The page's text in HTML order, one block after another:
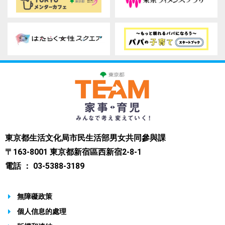
東京都生活文化局市民生活部男女共同參與課
〒163-8001 東京都新宿區西新宿2-8-1
電話 ： 03-5388-3189
無障礙政策
個人信息的處理